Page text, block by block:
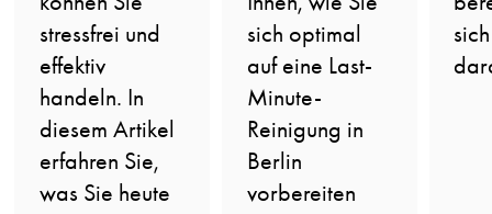
stressfrei und
effektiv
handeln. In
diesem Artikel
erfahren Sie,
was Sie heute
sich optimal
auf eine Last-
Minute-
Reinigung in
Berlin
vorbereiten